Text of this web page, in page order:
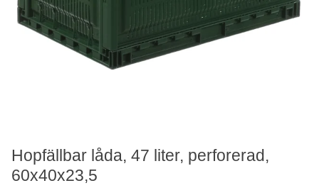
Hopfällbar låda, 47 liter, perforerad,
60x40x23,5